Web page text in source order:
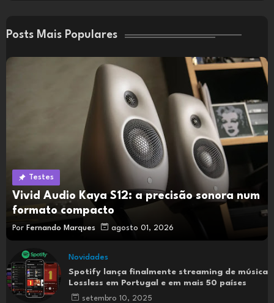
Posts Mais Populares
Testes
Vivid Audio Kaya S12: a precisão sonora num
formato compacto
Por Fernando Marques agosto 01, 2026
Novidades
Spotify lança finalmente streaming de música
Lossless em Portugal e em mais 50 países
setembro 10, 2025